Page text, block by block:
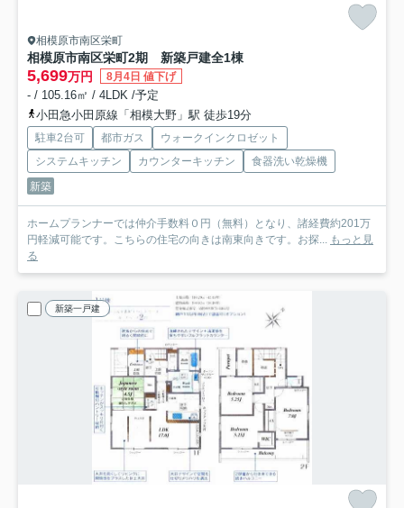
相模原市南区栄町
相模原市南区栄町2期 新築戸建全1棟
5,699万円 8月4日 値下げ
- / 105.16㎡ / 4LDK /予定
小田急小田原線「相模大野」駅 徒歩19分
駐車2台可 都市ガス
ウォークインクロゼット
システムキッチン
カウンターキッチン
食器洗い乾燥機
新築
ホームプランナーでは仲介手数料０円（無料）となり、諸経費約201万
円軽減可能です。こちらの住宅の向きは南東向きです。お探... もっと見
る
新築一戸建